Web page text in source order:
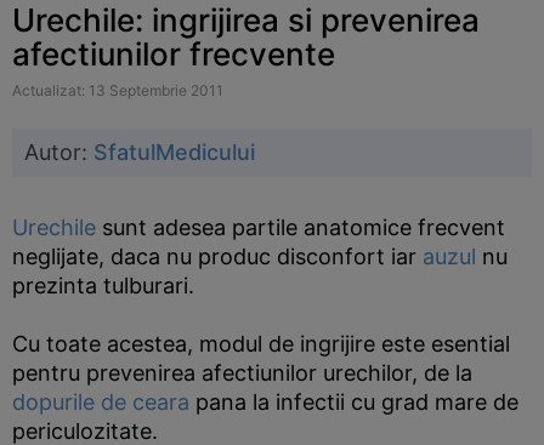
Urechile: ingrijirea si prevenirea
afectiunilor frecvente
Actualizat: 13 Septembrie 2011
Autor: SfatulMedicului
Urechile sunt adesea partile anatomice frecvent
neglijate, daca nu produc disconfort iar auzul nu
prezinta tulburari.
Cu toate acestea, modul de ingrijire este esential
pentru prevenirea afectiunilor urechilor, de la
dopurile de ceara pana la infectii cu grad mare de
periculozitate.